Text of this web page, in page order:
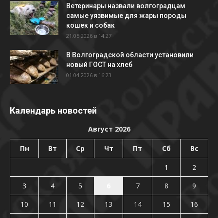
Ветеринары назвали волгоградцам
самые уязвимые для жары породы
кошек и собак
21.05.2026 в 14:27
В Волгоградской области установили
новый ГОСТ на хлеб
01.04.2026 в 16:23
Календарь новостей
Август 2026
Пн Вт Ср Чт Пт Сб Вс
1
2
3
4 5 7 8
9
10
11 12 13 14 15
16